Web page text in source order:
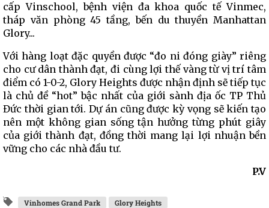
cấp Vinschool, bệnh viện đa khoa quốc tế Vinmec,
tháp văn phòng 45 tầng, bến du thuyền Manhattan
Glory...
Với hàng loạt đặc quyền được “đo ni đóng giày” riêng
cho cư dân thành đạt, đi cùng lợi thế vàng từ vị trí tâm
điểm có 1-0-2, Glory Heights được nhận định sẽ tiếp tục
là chủ đề “hot” bậc nhất của giới sành địa ốc TP Thủ
Đức thời gian tới. Dự án cũng được kỳ vọng sẽ kiến tạo
nên một không gian sống tận hưởng từng phút giây
của giới thành đạt, đồng thời mang lại lợi nhuận bền
vững cho các nhà đầu tư.
P.V
Vinhomes Grand Park Glory Heights